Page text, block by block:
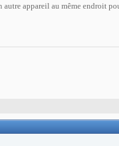
appareil au même endroit